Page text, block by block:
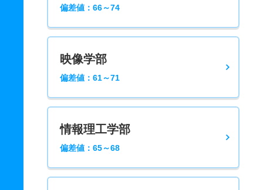
偏差値：66～74
映像学部
偏差値：61～71
情報理工学部
偏差値：65～68